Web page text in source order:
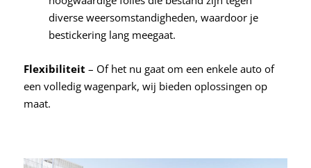
diverse weersomstandigheden, waardoor je
bestickering lang meegaat.
Flexibiliteit – Of het nu gaat om een enkele auto of
een volledig wagenpark, wij bieden oplossingen op
maat.